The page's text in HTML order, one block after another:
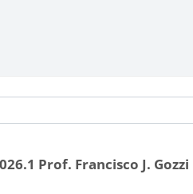
Prof. Francisco J. Gozzi